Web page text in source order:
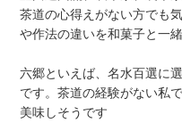
茶道の心得えがない方でも
や作法の違いを和菓子と一
六郷といえば、名水百選に
です。茶道の経験がない私
美味しそうです